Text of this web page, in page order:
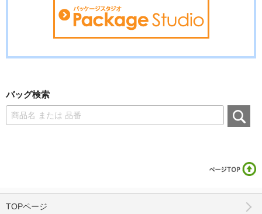
バッグ検索
TOPページ